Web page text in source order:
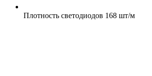
Плотность светодиодов 168 шт/м